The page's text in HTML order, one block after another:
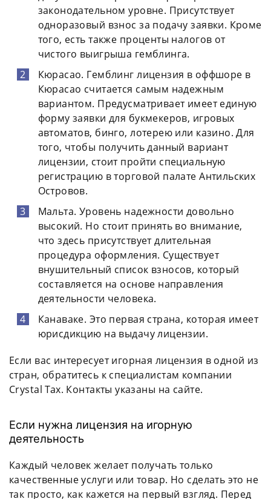
законодательном уровне. Присутствует
одноразовый взнос за подачу заявки. Кроме
того, есть также проценты налогов от
чистого выигрыша гемблинга.
Кюрасао. Гемблинг лицензия в оффшоре в
Кюрасао считается самым надежным
вариантом. Предусматривает имеет единую
форму заявки для букмекеров, игровых
автоматов, бинго, лотерею или казино. Для
того, чтобы получить данный вариант
лицензии, стоит пройти специальную
регистрацию в торговой палате Антильских
Островов.
Мальта. Уровень надежности довольно
высокий. Но стоит принять во внимание,
что здесь присутствует длительная
процедура оформления. Существует
внушительный список взносов, который
составляется на основе направления
деятельности человека.
Канаваке. Это первая страна, которая имеет
юрисдикцию на выдачу лицензии.
Если вас интересует игорная лицензия в одной из
стран, обратитесь к специалистам компании
Crystal Tax. Контакты указаны на сайте.
Если нужна лицензия на игорную
деятельность
Каждый человек желает получать только
качественные услуги или товар. Но сделать это не
так просто, как кажется на первый взгляд. Перед